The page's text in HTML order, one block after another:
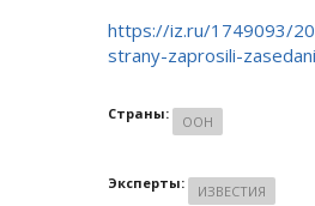
https://iz.ru/1749093/
strany-zaprosili-
Страны: ООН
Эксперты: ИЗВЕСТИЯ